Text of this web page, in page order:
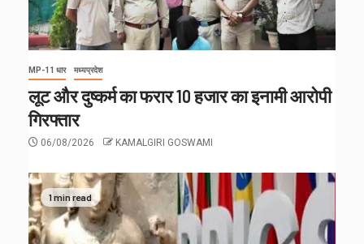
MP-11 धार मध्यप्रदेश
लूट और दुष्कर्म का फरार 10 हजार का इनामी आरोपी
गिरफ्तार
06/08/2026 KAMALGIRI GOSWAMI
1 min read